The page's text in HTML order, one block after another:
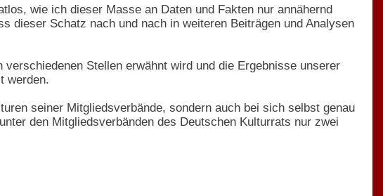
wie ich dieser Masse an Daten und Fakten nur annähernd
dieser Schatz nach und nach in weiteren Beiträgen und Analysen
Stellen erwähnt wird und die Ergebnisse unserer
werden.
seiner Mitgliedsverbände, sondern auch bei sich selbst genau
den Mitgliedsverbänden des Deutschen Kulturrats nur zwei